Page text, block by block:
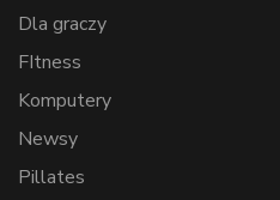
Dla graczy
FItness
Komputery
Newsy
Pillates